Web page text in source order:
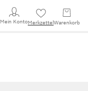
Mein KontoMerkzettel Warenkorb